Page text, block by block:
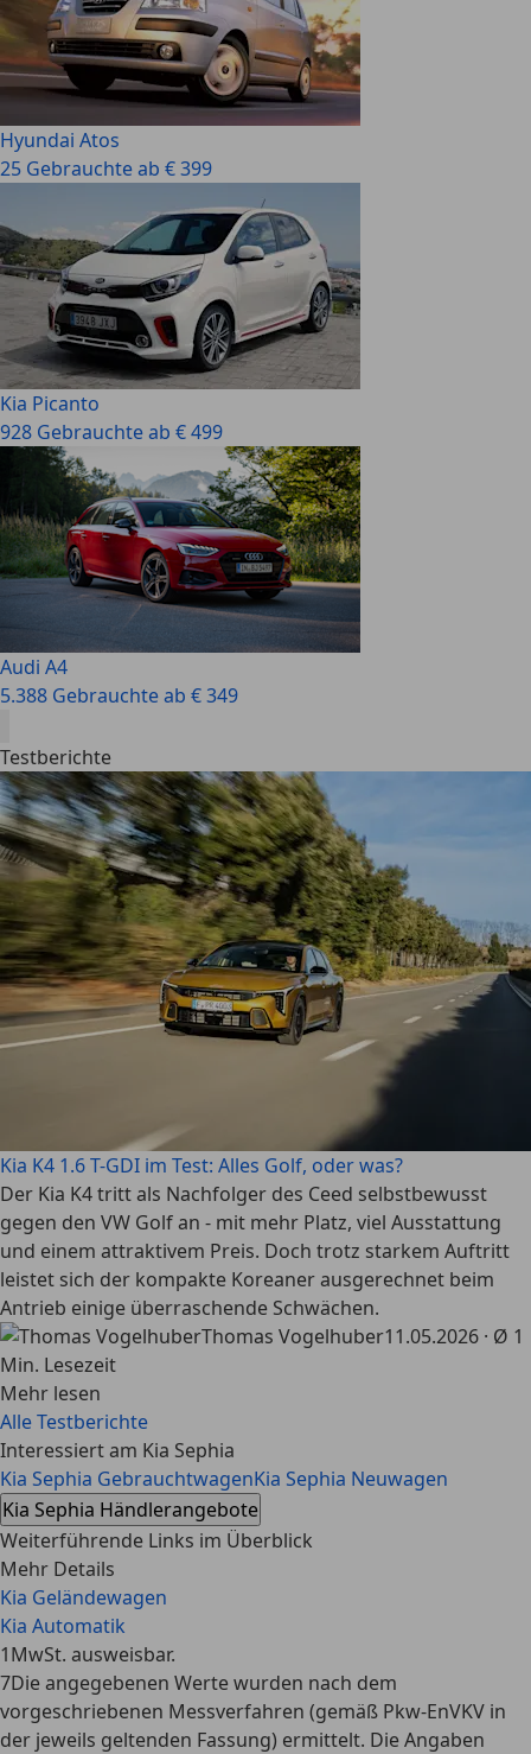
Hyundai Atos
25 Gebrauchte ab € 399
Kia Picanto
928 Gebrauchte ab € 499
Audi A4
5.388 Gebrauchte ab € 349
Testberichte
Kia K4 1.6 T-GDI im Test: Alles Golf, oder was?
Der Kia K4 tritt als Nachfolger des Ceed selbstbewusst
gegen den VW Golf an - mit mehr Platz, viel Ausstattung
und einem attraktivem Preis. Doch trotz starkem Auftritt
leistet sich der kompakte Koreaner ausgerechnet beim
Antrieb einige überraschende Schwächen.
Thomas Vogelhuber11.05.2026 · Ø 1
Min. Lesezeit
Mehr lesen
Alle Testberichte
Interessiert am Kia Sephia
Kia Sephia GebrauchtwagenKia Sephia Neuwagen
Kia Sephia Händlerangebote
Weiterführende Links im Überblick
Mehr Details
Kia Geländewagen
Kia Automatik
1MwSt. ausweisbar.
7Die angegebenen Werte wurden nach dem
vorgeschriebenen Messverfahren (gemäß Pkw-EnVKV in
der jeweils geltenden Fassung) ermittelt. Die Angaben